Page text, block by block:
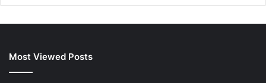
Most Viewed Posts